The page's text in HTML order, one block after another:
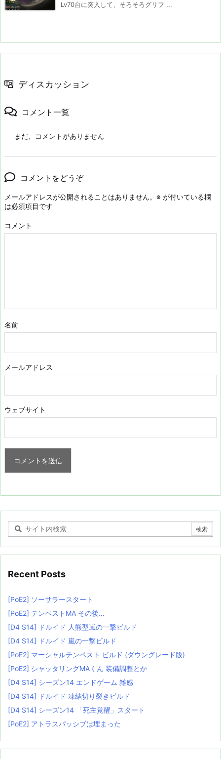
Lv70台に突入して、そろそろグリフ ...
ディスカッション
コメント一覧
まだ、コメントがありません
コメントをどうぞ
メールアドレスが公開されることはありません。 ※ が付いている欄
は必須項目です
コメント
名前
メールアドレス
ウェブサイト
Recent Posts
[PoE2] ソーサラースタート
[PoE2] テンペストMA その後…
[D4 S14] ドルイド 人熊型嵐の一撃ビルド
[D4 S14] ドルイド 嵐の一撃ビルド
[PoE2] マーシャルテンペスト ビルド (ダウングレード版)
[PoE2] シャッタリングMAくん 装備調整とか
[D4 S14] シーズン14 エンドゲーム 雑感
[D4 S14] ドルイド 凍結切り裂きビルド
[D4 S14] シーズン14 「死主覚醒」スタート
[PoE2] アトラスパッシブは埋まった